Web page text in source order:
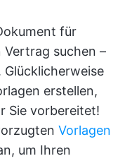
für
suchen –
Glücklicherweise
erstellen,
Sie vorbereitet!
Vorlagen
um Ihren